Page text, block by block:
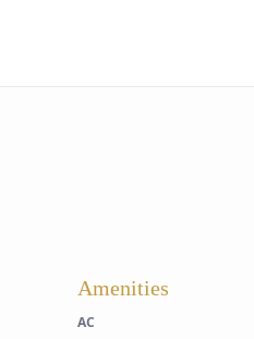
Amenities
AC